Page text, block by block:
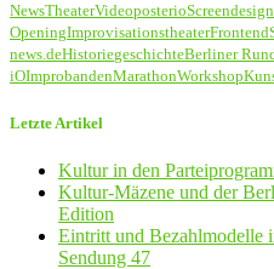
NewsTheaterVideoposterioScreendesign
OpeningImprovisationstheaterFrontend
news.deHistoriegeschichteBerliner
iOImprobandenMarathonWorkshop
Letzte Artikel
Kultur in den
Kultur-Mäzene und der
Edition
Eintritt und Bezahlmodelle
Sendung 47